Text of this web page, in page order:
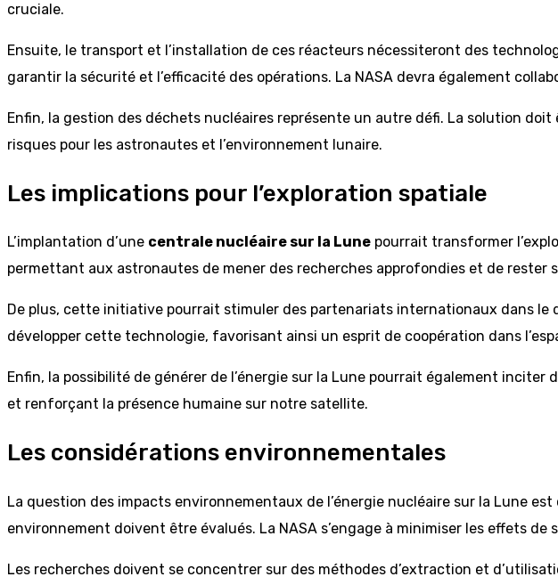
cruciale.
Ensuite, le transport et l’installation de ces réacteurs nécessiteront des
garantir la sécurité et l’efficacité des opérations. La NASA devra également
Enfin, la gestion des déchets nucléaires représente un autre défi. La solution
risques pour les astronautes et l’environnement lunaire.
Les implications pour l’exploration spatiale
L’implantation d’une centrale nucléaire sur la Lune pourrait transformer
permettant aux astronautes de mener des recherches approfondies et de rester
De plus, cette initiative pourrait stimuler des partenariats internationaux dans le
développer cette technologie, favorisant ainsi un esprit de coopération dans
Enfin, la possibilité de générer de l’énergie sur la Lune pourrait également
et renforçant la présence humaine sur notre satellite.
Les considérations environnementales
La question des impacts environnementaux de l’énergie nucléaire sur la Lune
environnement doivent être évalués. La NASA s’engage à minimiser les effets de
Les recherches doivent se concentrer sur des méthodes d’extraction et